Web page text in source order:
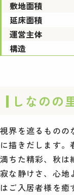
敷地面積
延床面積
運営主体
構造
しなのの
視界を遮るものの
に描きだします。
満ちた精彩、秋は
寂な静けさ、心地
はご入居者様を